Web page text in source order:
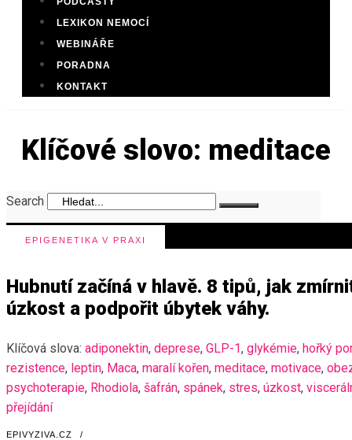
LEXIKON NEMOCÍ
WEBINÁŘE
PORADNA
KONTAKT
Klíčové slovo: meditace
Search
EPIGENETIKA V PRAXI
Hubnutí začíná v hlavě. 8 tipů, jak
úzkost a podpořit úbytek váhy.
Klíčová slova: adiponektin, deprese, GLP-1, glykémie, hořký
rezistence, leptin, Maca, maralí kořen, meditace, motivace,
psychoterapie, Rhodiola, šafrán, spánek, stres, úzkost,
přejídání
EPIVYZIVA.CZ /